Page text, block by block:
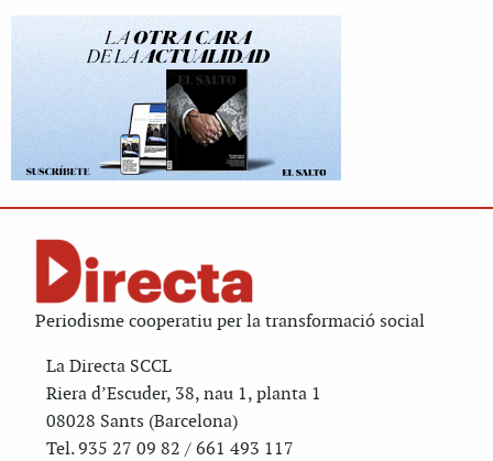
Periodisme cooperatiu per la transformació social
La Directa SCCL
Riera d’Escuder, 38, nau 1, planta 1
08028 Sants (Barcelona)
Tel. 935 27 09 82 / 661 493 117